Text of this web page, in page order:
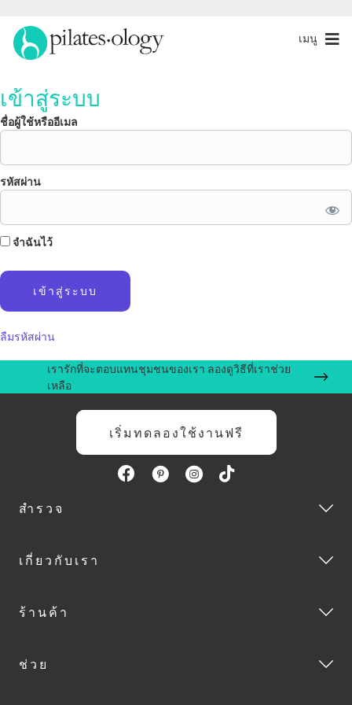
เมนู
เข้าสู่ระบบ
ชื่อผู้ใช้หรืออีเมล
รหัสผ่าน
จำฉันไว้
ลืมรหัสผ่าน
เรารักที่จะตอบแทนชุมชนของเรา ลองดูวิธีที่เราช่วย
เหลือ
เริ่มทดลองใช้งานฟรี
สำรวจ
เกี่ยวกับเรา
ร้านค้า
ช่วย